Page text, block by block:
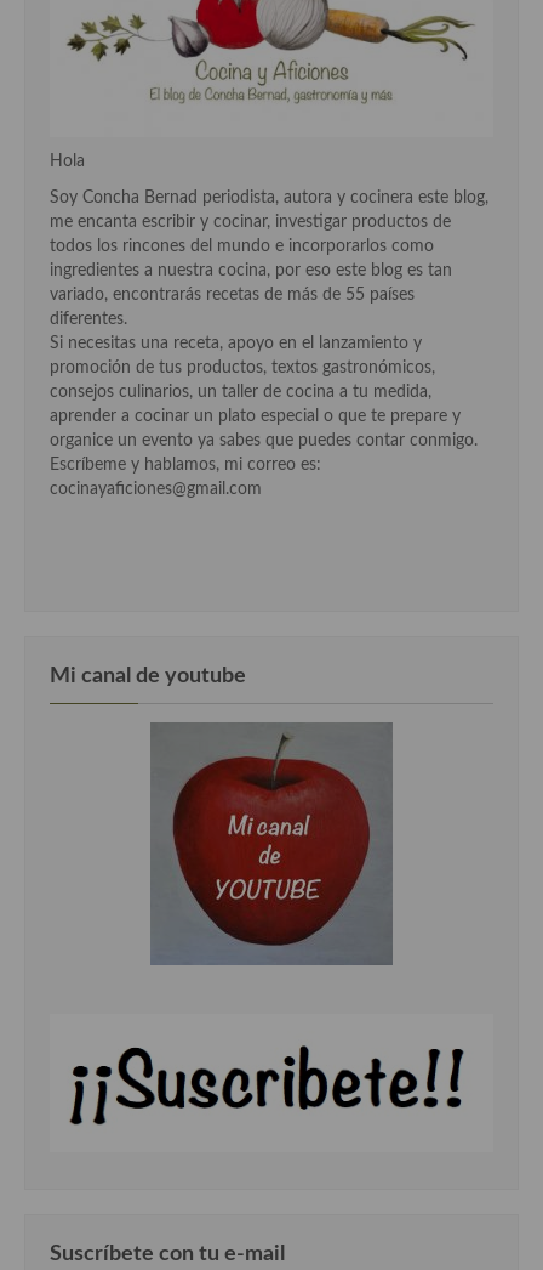
Cocina Catalana
Cocina Madrileña
Cocina Murciana
Cocina Navarra
Cocina Riojana
Cocina Valenciana
Cocina Vasca
Cocina Europea
Cocina Bulgara
Cocina de la Republica Checa
Cocina de Polonia
Cocina Griega
Cocina Holandesa
Hola
Soy Concha Bernad periodista, autora y cocinera este blog,
me encanta escribir y cocinar, investigar productos de
todos los rincones del mundo e incorporarlos como
ingredientes a nuestra cocina, por eso este blog es tan
variado, encontrarás recetas de más de 55 países
diferentes.
Si necesitas una receta, apoyo en el lanzamiento y
promoción de tus productos, textos gastronómicos,
consejos culinarios, un taller de cocina a tu medida,
aprender a cocinar un plato especial o que te prepare y
organice un evento ya sabes que puedes contar conmigo.
Escríbeme y hablamos, mi correo es:
cocinayaficiones@gmail.com
Mi canal de youtube
Suscríbete con tu e-mail